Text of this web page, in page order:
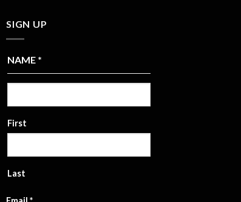
SIGN UP
NAME *
First
Last